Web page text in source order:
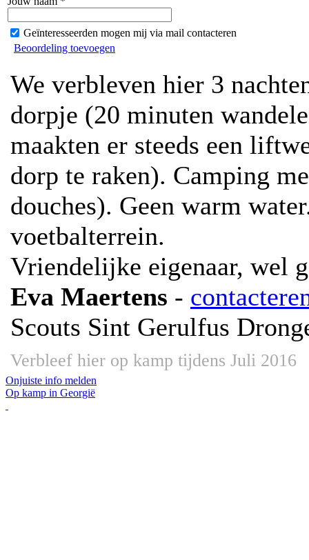
Geïnteresseerden mogen mij via mail contacteren
Beoordeling toevoegen
We verbleven hier 3
dorpje (20 minuten
maakten er steeds een
dorp te raken). Camping
douches). Geen warm
voetbalterrein.
Vriendelijke eigenaar, wel
Eva Maertens -
Scouts Sint Gerulfus
Verbleef hier op kamp tijdens Juli 2016
Onjuiste info melden
Op kamp in Georgië